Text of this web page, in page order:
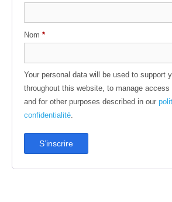
Nom *
Your personal data will be used to support
throughout this website, to manage access
and for other purposes described in our
confidentialité
S’inscrire